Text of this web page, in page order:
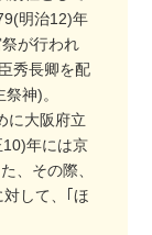
明治12)年
が行われ
秀長卿を配
神)。
に大阪府立
年には京
、その際、
して、｢ほ